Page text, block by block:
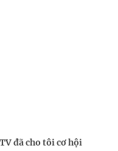
đã cho tôi cơ hội